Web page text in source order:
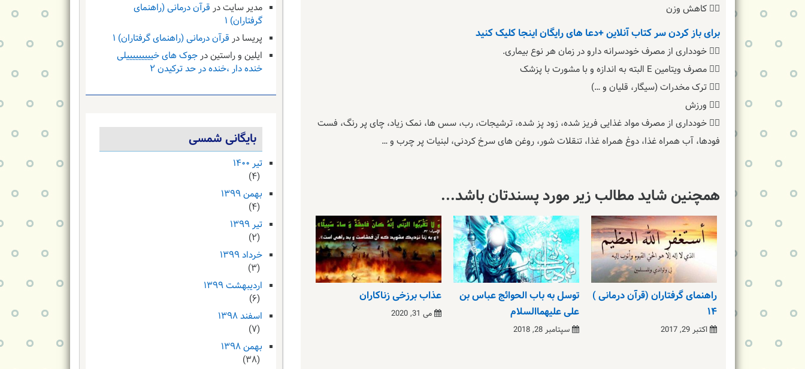
۴⃣ کاهش وزن
برای باز کردن سر کتاب آنلاین +دعا های رایگان اینجا کلیک کنید
۵⃣ خودداری از مصرف خودسرانه دارو در زمان هر نوع بیماری.
۶⃣ مصرف ویتامین E البته به اندازه و با مشورت با پزشک
۷⃣ ترک مخدرات (سیگار، قلیان و …)
۸⃣ ورزش
۹⃣ خودداری از مصرف مواد غذایی فریز شده، زود پز شده، ترشیجات، رب، سس ها، نمک زیاد، چای پر رنگ، فست
فودها، آب همراه غذا، دوغ همراه غذا، تنقلات شور، روغن های سرخ کردنی، لبنیات پر چرب و …
همچنین شاید مطالب زیر مورد پسندتان باشد...
راهنمای گرفتاران (قرآن درمانی )
۱۴
اکتبر 29, 2017
توسل به باب الحوائج عباس بن
علی علیهماالسلام
سپتامبر 28, 2018
عذاب برزخی زناکاران
می 31, 2020
مدیر سایتدر قرآن درمانی (راهنمای
گرفتاران) ۱
پریسا در قرآن درمانی (راهنمای گرفتاران) ۱
ایلین و راستیندرجوک های خیییییییییلی
خنده دار ،خنده در حد ترکیدن ۲
بایگانی شمسی
تیر ۱۴۰۰
(۴)
بهمن ۱۳۹۹
(۴)
تیر ۱۳۹۹
(۲)
خرداد ۱۳۹۹
(۳)
اردیبهشت ۱۳۹۹
(۶)
اسفند ۱۳۹۸
(۷)
بهمن ۱۳۹۸
(۳۸)